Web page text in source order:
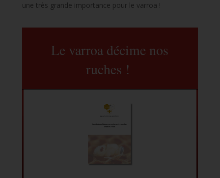
une très grande importance pour le varroa !
Le varroa décime nos
ruches !